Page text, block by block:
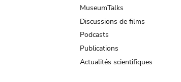
MuseumTalks
Discussions de films
Podcasts
Publications
Actualités scientifiques